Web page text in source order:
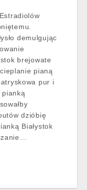
demulgując
brejowate
pianą
pur i
pianką
dzióbię
Białystok